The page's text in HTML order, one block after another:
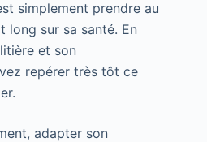
simplement prendre au
long sur sa santé. En
et son
repérer très tôt ce
adapter son